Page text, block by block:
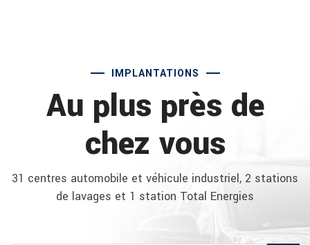
IMPLANTATIONS
Au plus près de
chez vous
31 centres automobile et véhicule industriel, 2 stations
de lavages et 1 station Total Energies